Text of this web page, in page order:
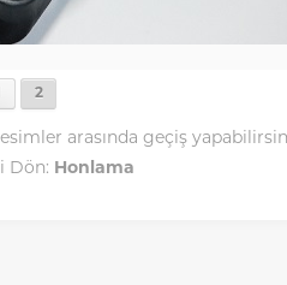
2
arasında geçiş
Dön: Honlama